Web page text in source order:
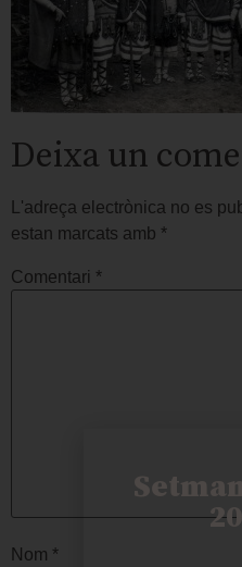
Deixa un
L'adreça electrònica no es
estan marcats amb *
Comentari *
Nom *